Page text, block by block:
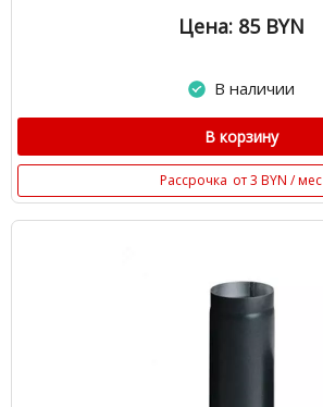
Цена: 85 BYN
В наличии
В корзину
Рассрочка от 3 BYN / мес